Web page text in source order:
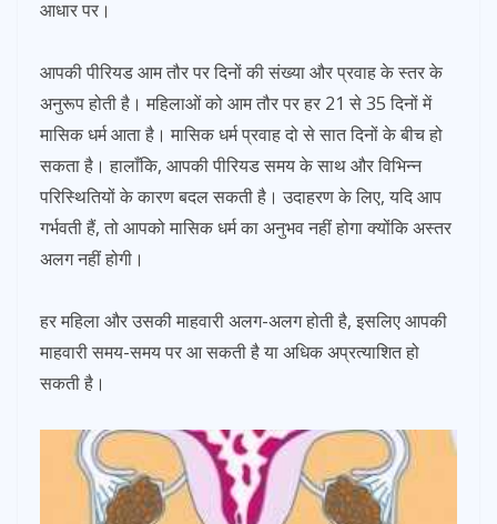
आधार पर।
आपकी पीरियड आम तौर पर दिनों की संख्या और प्रवाह के स्तर के
अनुरूप होती है। महिलाओं को आम तौर पर हर 21 से 35 दिनों में
मासिक धर्म आता है। मासिक धर्म प्रवाह दो से सात दिनों के बीच हो
सकता है। हालाँकि, आपकी पीरियड समय के साथ और विभिन्न
परिस्थितियों के कारण बदल सकती है। उदाहरण के लिए, यदि आप
गर्भवती हैं, तो आपको मासिक धर्म का अनुभव नहीं होगा क्योंकि अस्तर
अलग नहीं होगी।
हर महिला और उसकी माहवारी अलग-अलग होती है, इसलिए आपकी
माहवारी समय-समय पर आ सकती है या अधिक अप्रत्याशित हो
सकती है।